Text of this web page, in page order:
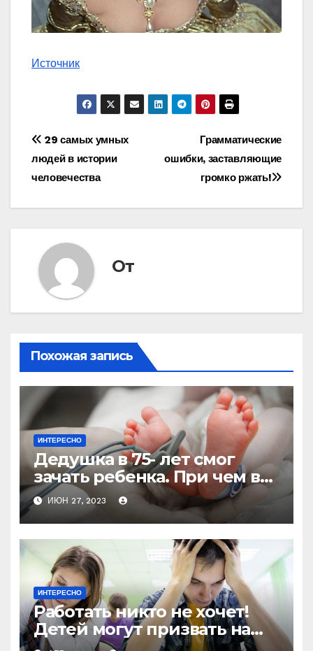
Источник
Навигация
по
записям
Грамматические
ошибки, заставляющие
громко ржать!
29 самых умных
людей в истории
человечества
От
Похожая запись
ИНТЕРЕСНО
Дедушка в 75- лет смог
зачать ребенка. При чем в
один день стал не только
отцом, но и мужем!
ИЮН 27, 2023
ИНТЕРЕСНО
Работать никто не хочет!
Детей могут призвать на
работу!